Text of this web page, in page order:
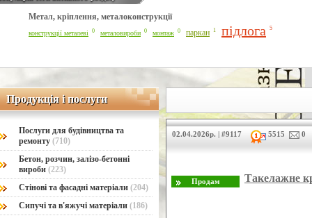
Line Number: 42
Метал, кріплення, металоконструкції
конструкції металеві 0 металовироби 0 монтаж 0 паркан 1 підлога 5
Продукція і послуги
Продукція і послуги
Послуги для будівництва та
ремонту (710)
Бетон, розчин, залізо-бетонні
вироби (223)
Стінові та фасадні матеріали (204)
Сипучі та в'яжучі матеріали (186)
02.04.2026р. | #9117 5515 0
Такелажне